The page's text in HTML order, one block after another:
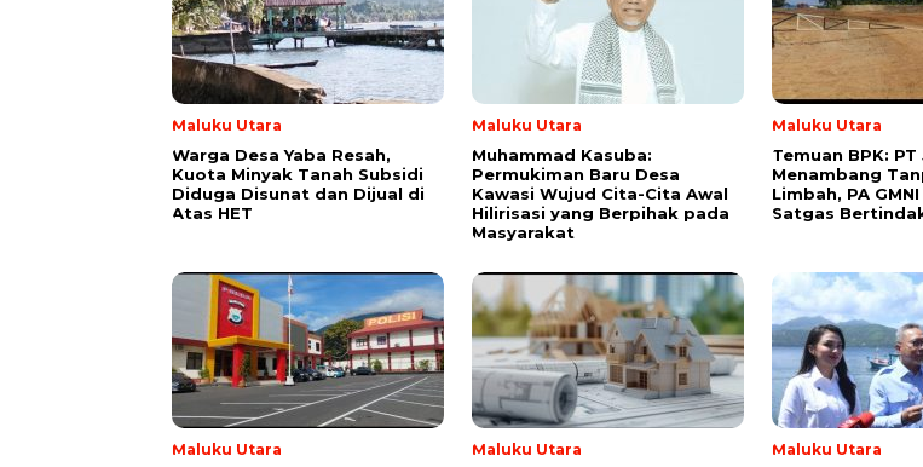
Maluku Utara
Warga Desa Yaba Resah,
Kuota Minyak Tanah Subsidi
Diduga Disunat dan Dijual di
Atas HET
Maluku Utara
Muhammad Kasuba:
Permukiman Baru Desa
Kawasi Wujud Cita-Cita Awal
Hilirisasi yang Berpihak pada
Masyarakat
Maluku Utara
Temuan BPK: PT
Menambang
Limbah, PA
Satgas
Maluku Utara Maluku Utara Maluku Utara